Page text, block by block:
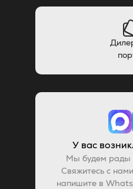
У вас
Мы будем рады
Свяжитесь с
напишите в